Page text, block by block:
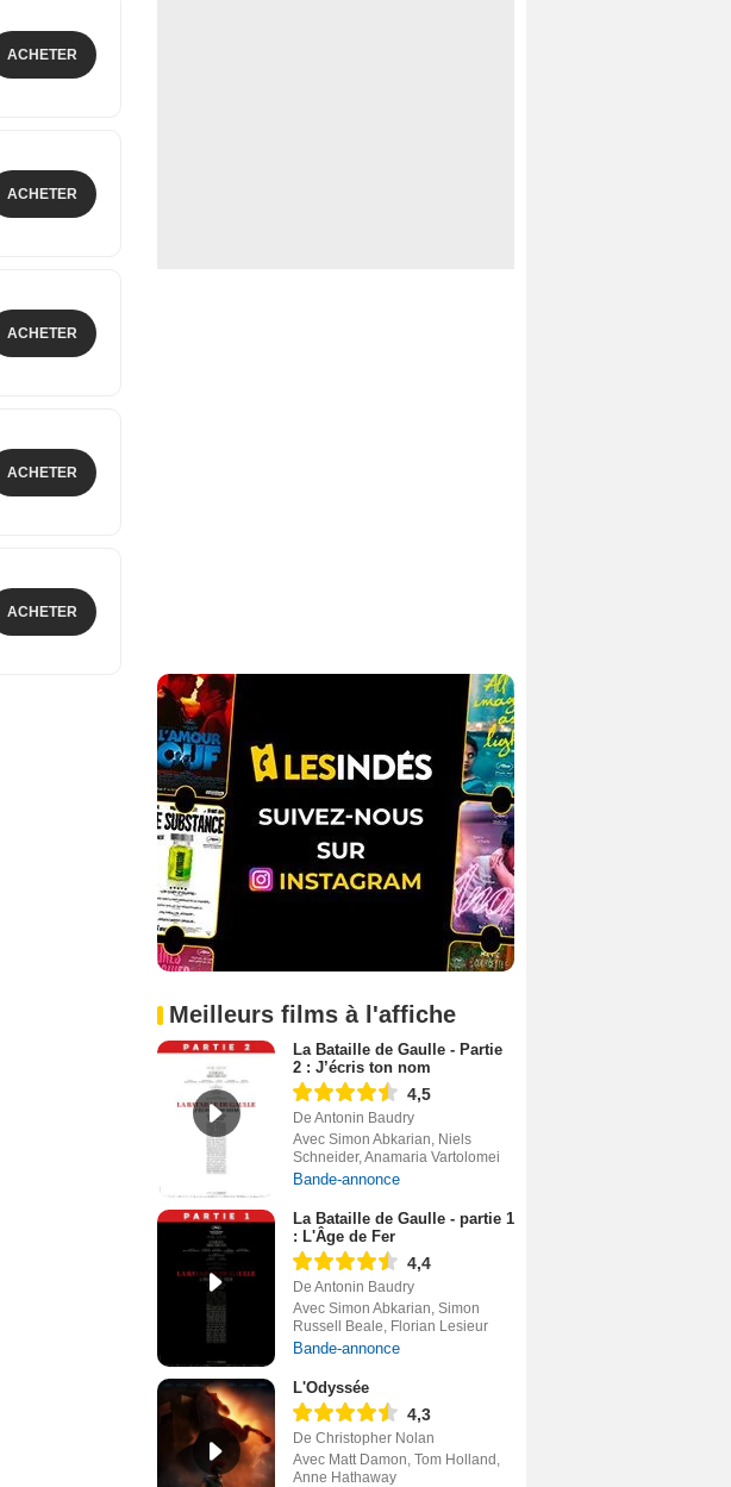
ACHETER
ACHETER
ACHETER
ACHETER
ACHETER
Meilleurs films à l'affiche
La Bataille de Gaulle - Partie
2 : J’écris ton nom
4,5
De Antonin Baudry
Avec Simon Abkarian, Niels
Schneider, Anamaria Vartolomei
Bande-annonce
La Bataille de Gaulle - partie 1
: L'Âge de Fer
4,4
De Antonin Baudry
Avec Simon Abkarian, Simon
Russell Beale, Florian Lesieur
Bande-annonce
L'Odyssée
4,3
De Christopher Nolan
Avec Matt Damon, Tom Holland,
Anne Hathaway